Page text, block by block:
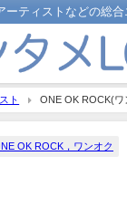
ーティストなどの総合
ト
ONE OK ROCK(ワ
？
OK ROCK，ワンオク